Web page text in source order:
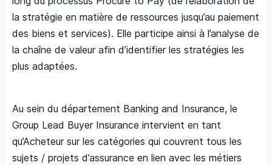
la stratégie en matière de ressources jusqu’au paiement
des biens et services). Elle participe ainsi à l’analyse de
la chaîne de valeur afin d’identifier les stratégies les
plus adaptées.
Au sein du département Banking and Insurance, le
Group Lead Buyer Insurance intervient en tant
qu’Acheteur sur les catégories qui couvrent tous les
sujets / projets d’assurance en lien avec les métiers